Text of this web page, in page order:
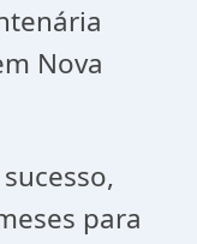
Nova
para